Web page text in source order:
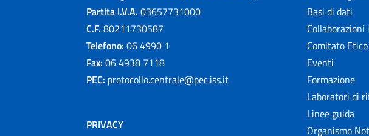
Partita I.V.A. 03657731000
C.F. 80211730587
Telefono: 06 4990 1
Fax: 06 4938 7118
PEC: protocollo.centrale@pec.iss.it
PRIVACY
Basi di dati
Comitato
Eventi
Formazione
Laboratori di
Linee guida
Organismo